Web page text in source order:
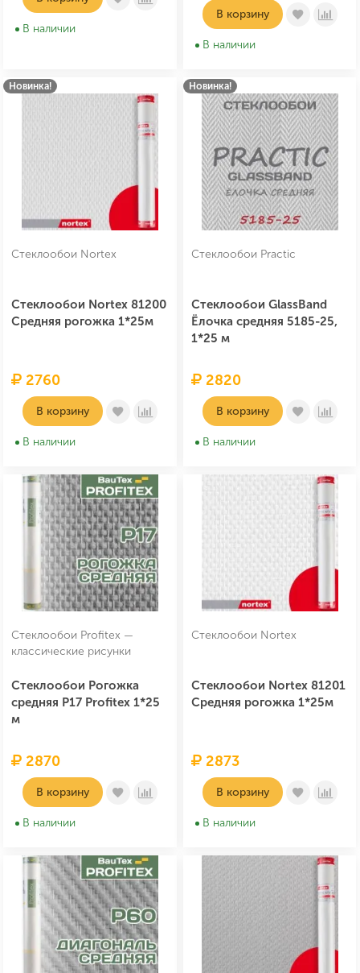
В наличии
В корзину
В наличии
Новинка!
Стеклообои Nortex
Стеклообои Nortex 81200
Средняя рогожка 1*25м
2760
В корзину
В наличии
Новинка!
Стеклообои Practic
Стеклообои GlassBand
Ёлочка средняя 5185-25,
1*25 м
2820
В корзину
В наличии
Стеклообои Profitex —
классические рисунки
Стеклообои Рогожка
средняя P17 Profitex 1*25
м
2870
В корзину
В наличии
Стеклообои Nortex
Стеклообои Nortex 81201
Средняя рогожка 1*25м
2873
В корзину
В наличии